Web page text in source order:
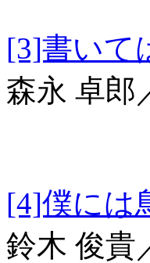
[3]書い
森永 卓
[4]僕に
鈴木 俊